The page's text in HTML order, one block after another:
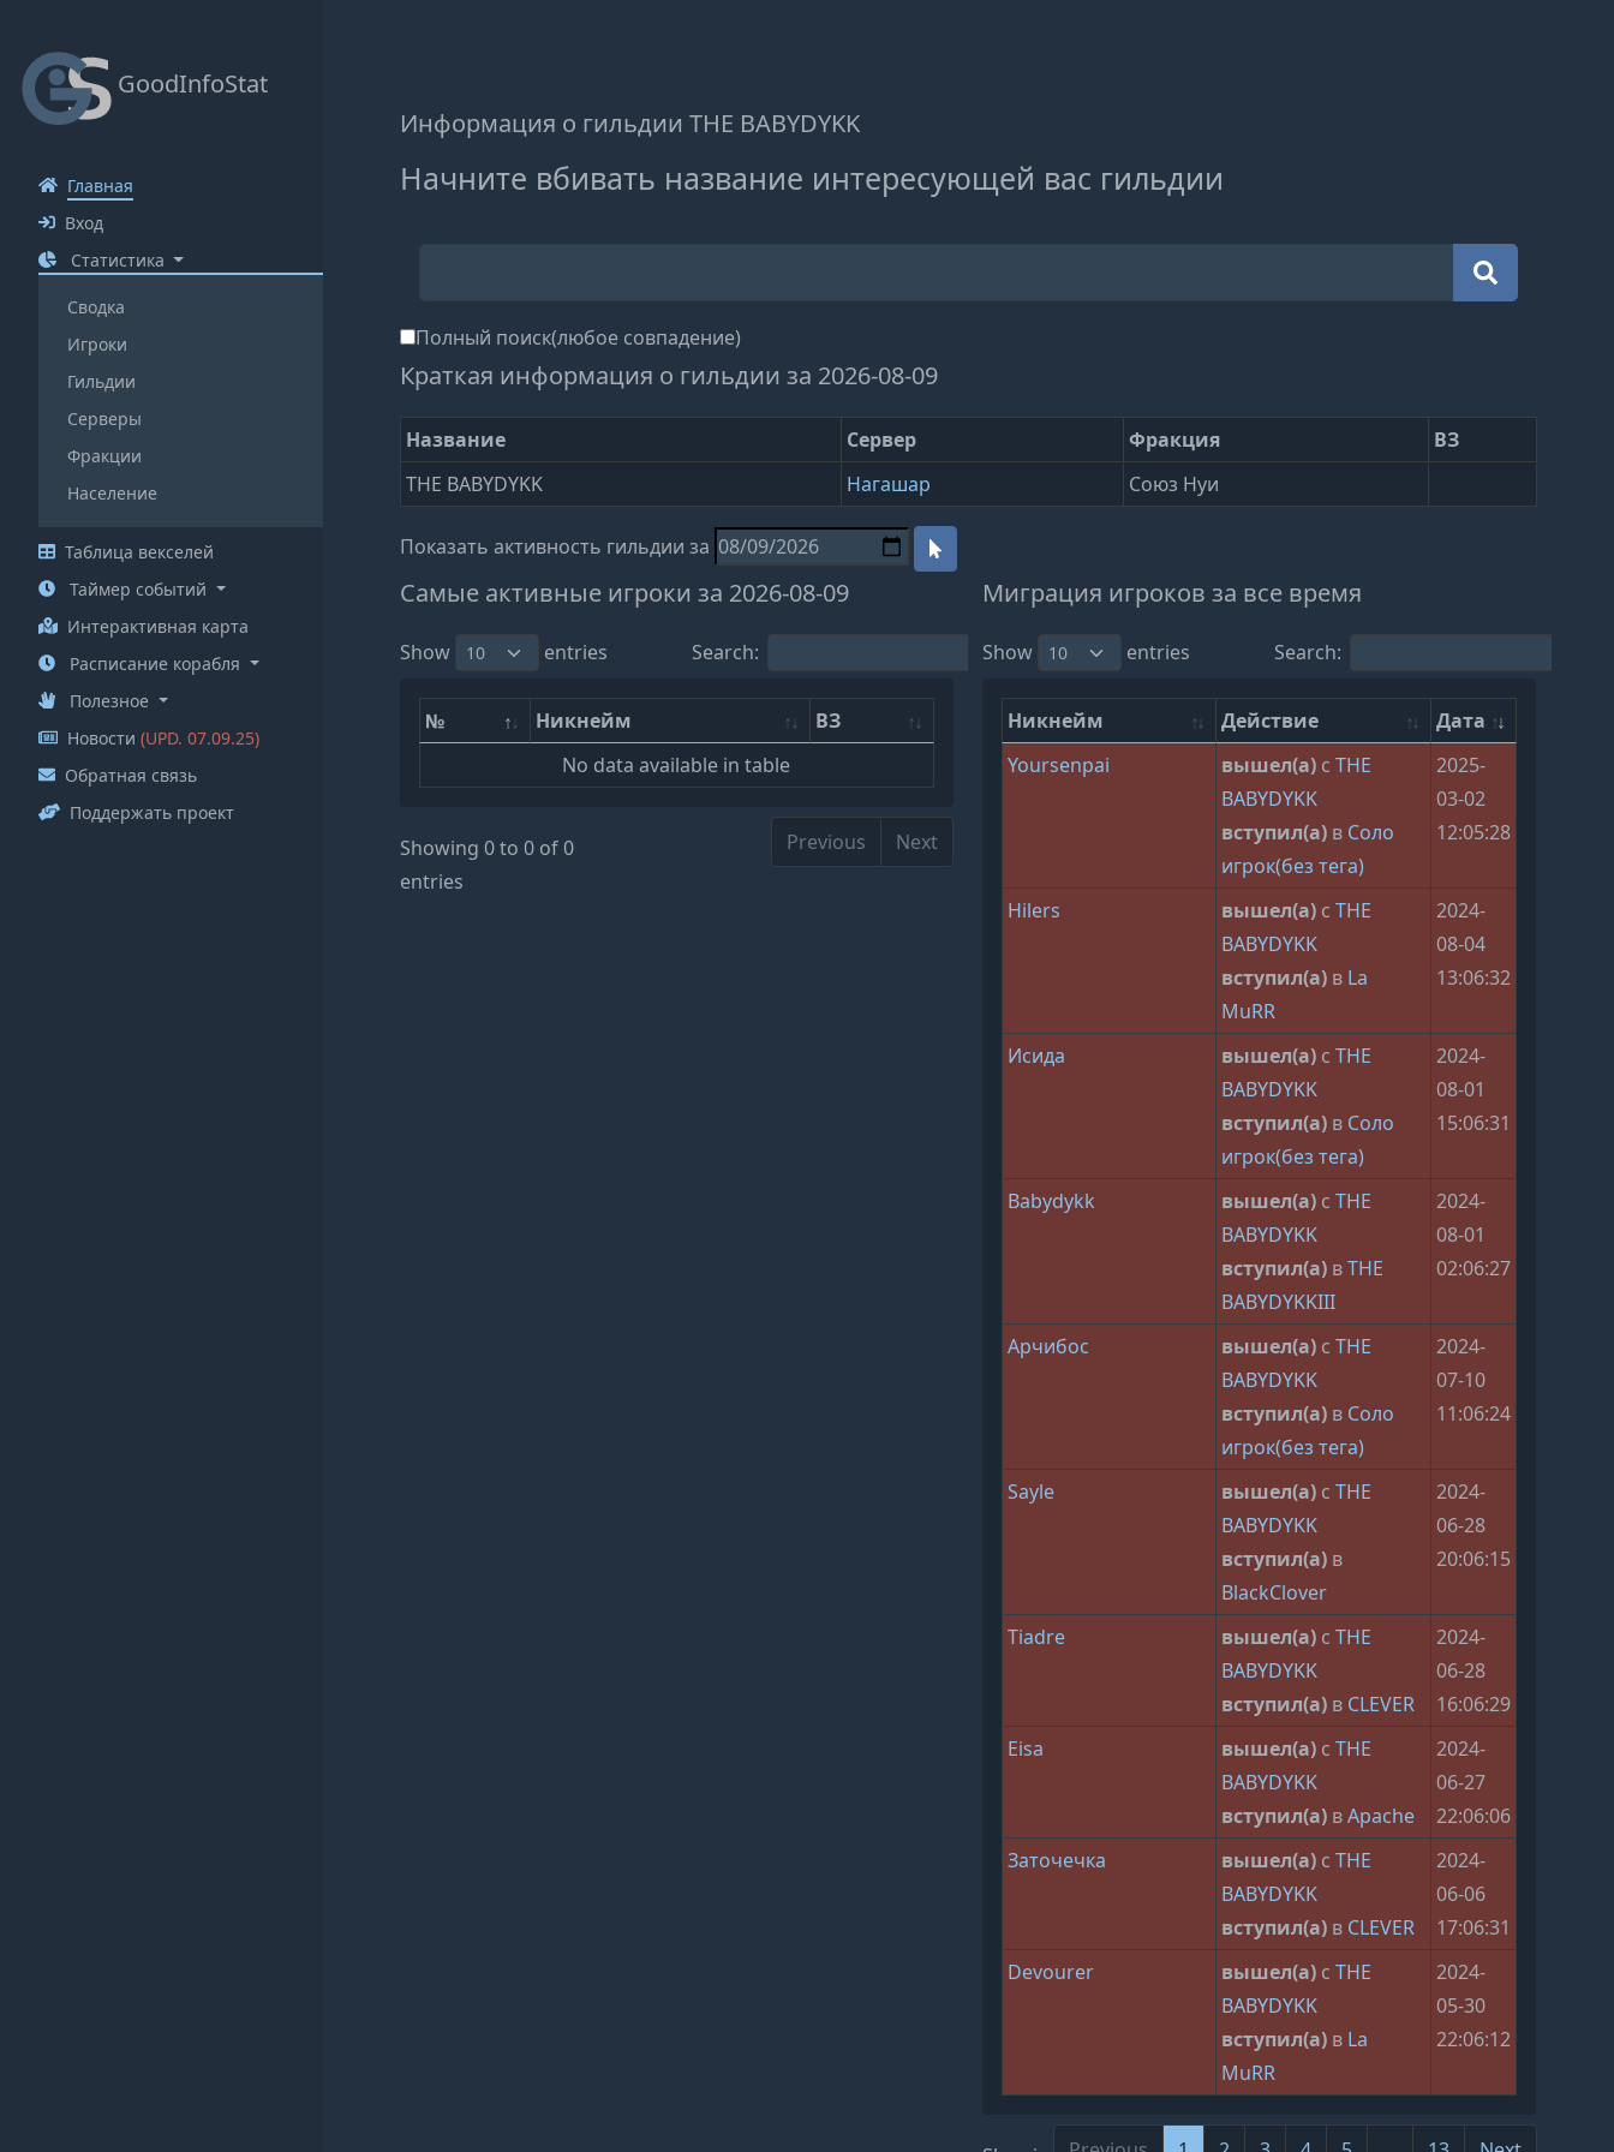
GoodInfoStat
Главная
Вход
Статистика
Сводка
Игроки
Гильдии
Серверы
Фракции
Население
Таблица векселей
Таймер событий
Интерактивная карта
Расписание корабля
Полезное
Новости (UPD. 07.09.25)
Обратная связь
Поддержать проект
Информация о гильдии THE BABYDYKK
Начните вбивать название интересующей вас гильдии
Полный поиск(любое совпадение)
Краткая информация о гильдии за 2026-08-09
Название Сервер Фракция
ВЗ
THE BABYDYKK
Нагашар Союз Нуи
Показать активность гильдии за
Самые активные игроки за 2026-08-09
Show entries Search:
№ Никнейм
ВЗ
No data available in table
Showing 0 to 0 of 0
entries
Previous Next
Миграция игроков за все время
Show entries Search:
Никнейм Действие
Дата
Yoursenpai
вышел(а) сTHE
BABYDYKK
вступил(а) в Соло
игрок(без тега)
2025-
03-02
12:05:28
Hilers вышел(а) сTHE
BABYDYKK
вступил(а) в La
MuRR
2024-
08-04
13:06:32
Исида вышел(а) сTHE
BABYDYKK
вступил(а) в Соло
игрок(без тега)
2024-
08-01
15:06:31
Babydykk вышел(а) сTHE
BABYDYKK
вступил(а) вTHE
BABYDYKKIII
2024-
08-01
02:06:27
Арчибос вышел(а) сTHE
BABYDYKK
вступил(а) в Соло
игрок(без тега)
2024-
07-10
11:06:24
Sayle вышел(а) сTHE
BABYDYKK
вступил(а) в
BlackClover
2024-
06-28
20:06:15
Tiadre вышел(а) сTHE
BABYDYKK
вступил(а) в CLEVER
2024-
06-28
16:06:29
Eisa
вышел(а) сTHE
BABYDYKK
вступил(а) вApache
2024-
06-27
22:06:06
Заточечка
вышел(а) сTHE
BABYDYKK
вступил(а) в CLEVER
2024-
06-06
17:06:31
Devourer
вышел(а) сTHE
BABYDYKK
вступил(а) в La
MuRR
2024-
05-30
22:06:12